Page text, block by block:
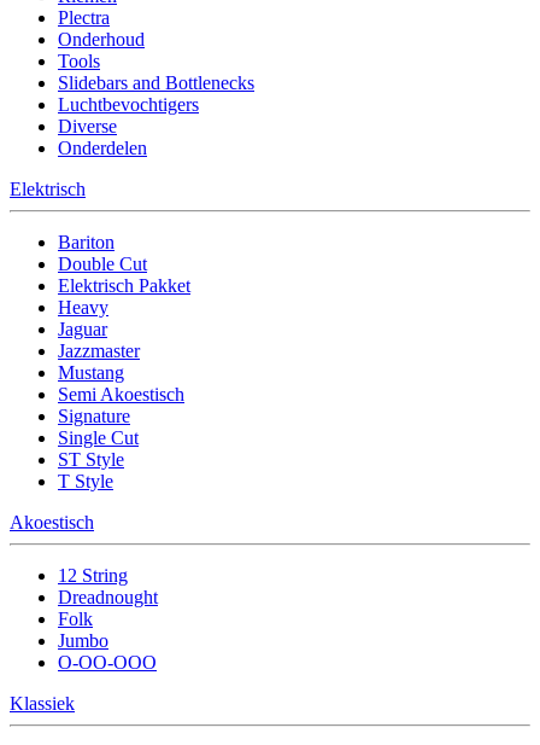
Plectra
Onderhoud
Tools
Slidebars and Bottlenecks
Luchtbevochtigers
Diverse
Onderdelen
Elektrisch
Bariton
Double Cut
Elektrisch Pakket
Heavy
Jaguar
Jazzmaster
Mustang
Semi Akoestisch
Signature
Single Cut
ST Style
T Style
Akoestisch
12 String
Dreadnought
Folk
Jumbo
O-OO-OOO
Klassiek